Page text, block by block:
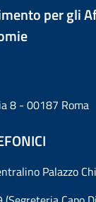
per gli
8 - 00187 Roma
Palazzo